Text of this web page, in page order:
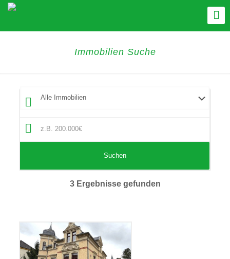
Immobilien Suche
Suchen
3 Ergebnisse gefunden